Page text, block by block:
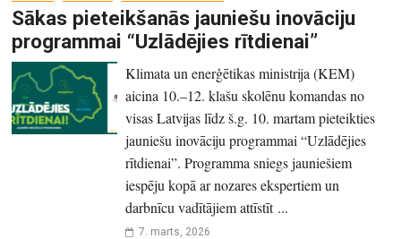
Sākas pieteikšanās jauniešu inovāciju
programmai “Uzlādējies rītdienai”
Klimata un enerģētikas ministrija (KEM)
aicina 10.–12. klašu skolēnu komandas no
visas Latvijas līdz š.g. 10. martam pieteikties
jauniešu inovāciju programmai “Uzlādējies
rītdienai”. Programma sniegs jauniešiem
iespēju kopā ar nozares ekspertiem un
darbnīcu vadītājiem attīstīt ...
7. marts, 2026